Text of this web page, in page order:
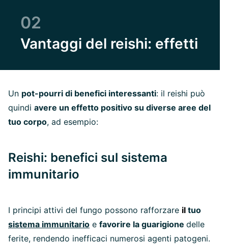
02
Vantaggi del reishi: effetti
Un pot-pourri di benefici interessanti: il reishi può
quindi avere un effetto positivo su diverse aree del
tuo corpo, ad esempio:
Reishi: benefici sul sistema
immunitario
I principi attivi del fungo possono rafforzare il tuo
sistema immunitario e favorire la guarigione delle
ferite, rendendo inefficaci numerosi agenti patogeni.